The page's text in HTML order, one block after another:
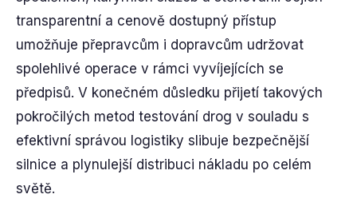
transparentní a cenově dostupný přístup
umožňuje přepravcům i dopravcům udržovat
spolehlivé operace v rámci vyvíjejících se
předpisů. V konečném důsledku přijetí takových
pokročilých metod testování drog v souladu s
efektivní správou logistiky slibuje bezpečnější
silnice a plynulejší distribuci nákladu po celém
světě.